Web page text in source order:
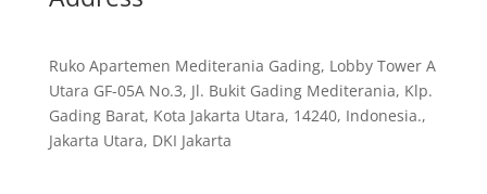
Ruko Apartemen Mediterania Gading, Lobby Tower A
Utara GF-05A No.3, Jl. Bukit Gading Mediterania, Klp.
Gading Barat, Kota Jakarta Utara, 14240, Indonesia.,
Jakarta Utara, DKI Jakarta